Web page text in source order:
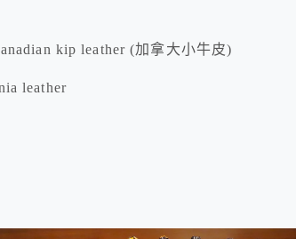
kip leather (加拿大小牛皮)
leather